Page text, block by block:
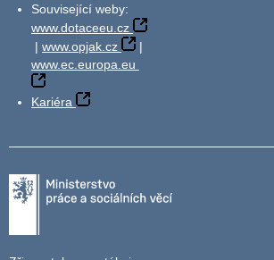
Související weby:
www.dotaceeu.cz
| www.opjak.cz
|
www.ec.europa.eu
Kariéra